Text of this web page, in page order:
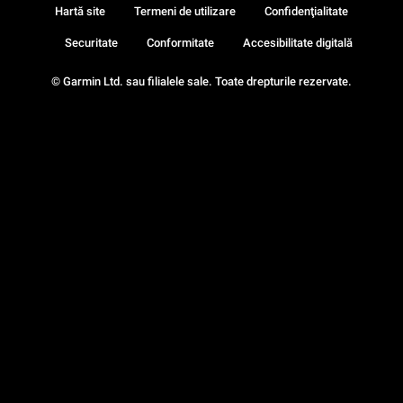
© Garmin Ltd. sau filialele sale. Toate drepturile rezervate.
Hartă site Termeni de utilizare Confidenţialitate
Securitate Conformitate Accesibilitate digitală